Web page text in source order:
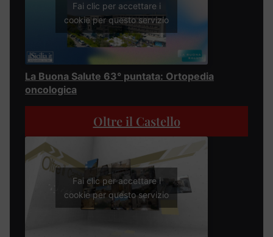
Fai clic per accettare i
cookie per questo servizio
La Buona Salute 63° puntata: Ortopedia
oncologica
Oltre il Castello
Fai clic per accettare i
cookie per questo servizio